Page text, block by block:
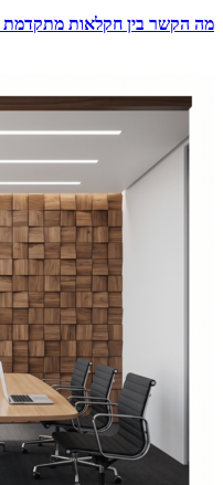
מה הקשר בין חקלאות מתקדמת